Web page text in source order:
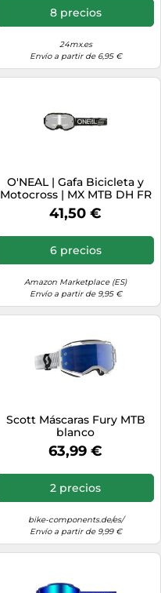
8 precios
24mx.es
Envío a partir de 6,95 €
O'NEAL | Gafa Bicicleta y
Motocross | MX MTB DH FR
| Lente resistente a los
arañazos con tratamiento
UV | Gafa B-10 Solid V.24 |
Unisex | Negro plateado |
41,50 €
6 precios
Amazon Marketplace (ES)
Envío a partir de 9,95 €
Scott Máscaras Fury MTB
blanco
63,99 €
2 precios
bike-components.de/es/
Envío a partir de 9,99 €